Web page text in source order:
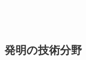
発明の技術分野